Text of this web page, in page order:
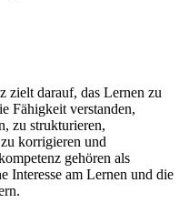
darauf, das Lernen zu
Fähigkeit verstanden,
zu strukturieren,
korrigieren und
gehören als
Interesse am Lernen und die